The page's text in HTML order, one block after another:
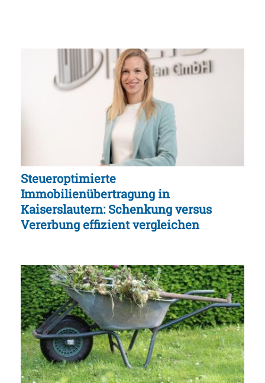
Steueroptimierte
Immobilienübertragung in
Kaiserslautern: Schenkung versus
Vererbung effizient vergleichen